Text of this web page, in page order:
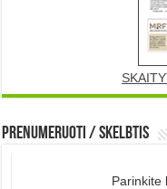
Prenumeruoti / Skelbtis
Parinkite